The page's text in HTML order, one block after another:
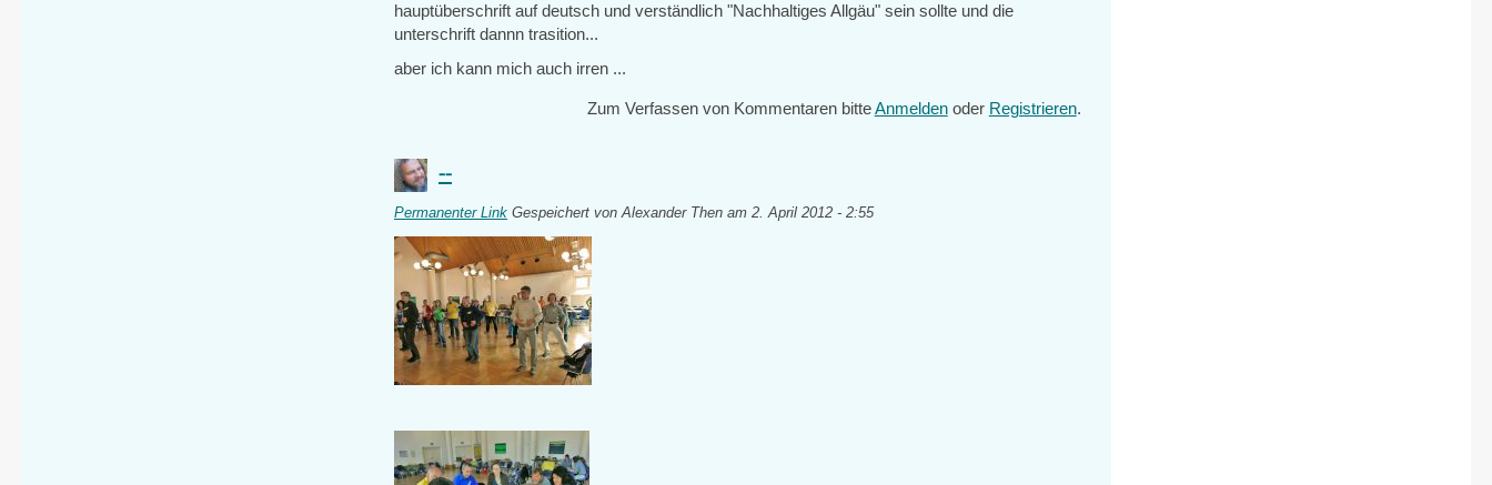
hauptüberschrift auf deutsch und verständlich "Nachhaltiges Allgäu" sein sollte und die
unterschrift dannn trasition...
aber ich kann mich auch irren ...
Zum Verfassen von Kommentaren bitteAnmeldenoder Registrieren.
--
Permanenter Link Gespeichert vonAlexander Then am 2. April 2012 - 2:55